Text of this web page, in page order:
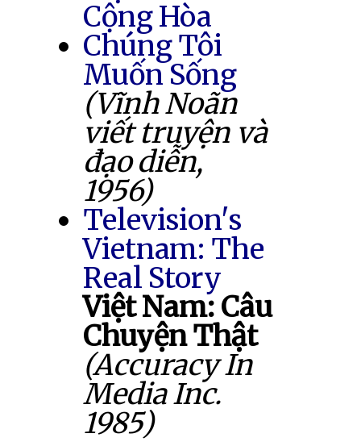
Cộng Hòa
Chúng Tôi
Muốn Sống
(Vĩnh Noãn
viết truyện và
đạo diễn,
1956)
Television's
Vietnam: The
Real Story
Việt Nam: Câu
Chuyện Thật
(Accuracy In
Media Inc.
1985)